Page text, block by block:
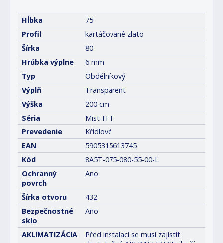
Hĺbka
75
Profil
kartáčované zlato
Šírka
80
Hrúbka výplne
6 mm
Typ
Obdélníkový
Výplň
Transparent
Výška
200 cm
Séria
Mist-H T
Prevedenie
Křídlové
EAN
5905315613745
Kód
8A5T-075-080-55-00-L
Ochranný
povrch
Ano
Šírka otvoru
432
Bezpečnostné
sklo
Ano
AKLIMATIZÁCIA
Před instalací se musí zajistit